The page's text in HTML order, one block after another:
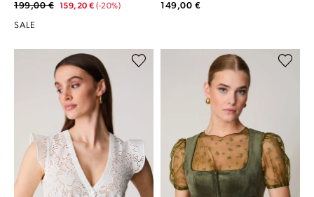
199,00 € 159,20 € (-20%)
SALE
149,00 €